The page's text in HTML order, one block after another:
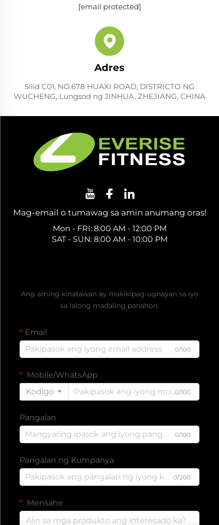
[email protected]
Adres
Silid C01, NO.678 HUAXI ROAD, DISTRICTO NG
WUCHENG, Lungsod ng JINHUA, ZHEJIANG, CHINA
Mag-email o tumawag sa amin anumang oras!
Mon - FRI: 8:00 AM - 12:00 PM
SAT - SUN: 8:00 AM - 10:00 PM
Ang aming kinatawan ay makikipag-ugnayan sa iyo
sa lalong madaling panahon.
Email
0/100
Mobile/WhatsApp
Kodigo
0/100
Pangalan
0/100
Pangalan ng Kumpanya
0/200
Mensahe